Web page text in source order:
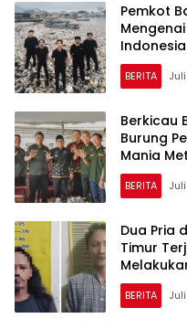
Pemkot
TikTok
BERITA
Berkicau
Burung
Mania
BERITA
Dua Pria
Timur
Siswi SMP
BERITA